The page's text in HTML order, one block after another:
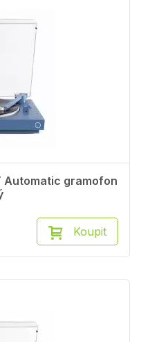
Automatic gramofon
Koupit